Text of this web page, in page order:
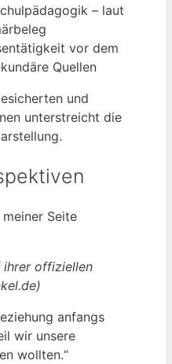
– laut
vor dem
Quellen
und
unterstreicht die
Seite
ihrer offiziellen
anfangs
wir unsere
wollten.“